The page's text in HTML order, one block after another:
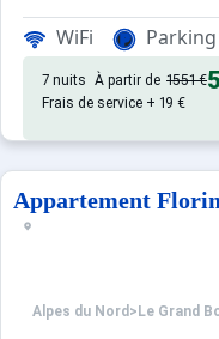
WiFi
Parking
7 nuits À partir de 1551 €
Frais de service + 19 €
Appartement
Alpes du Nord > Le Grand